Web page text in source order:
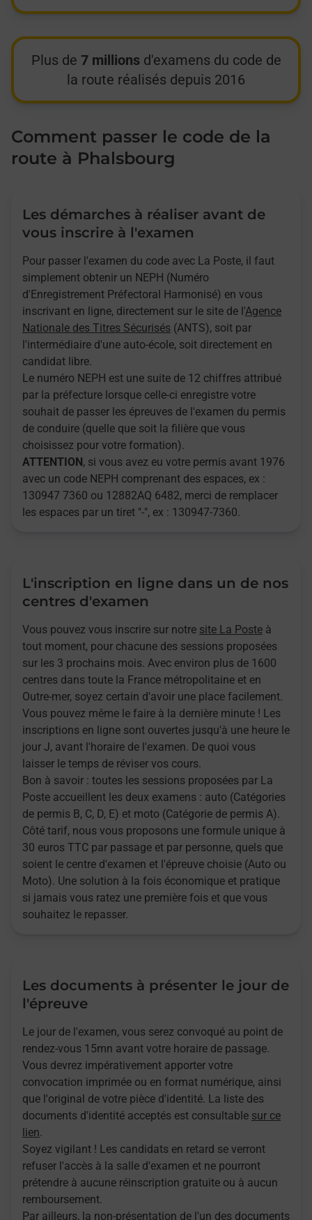
Plus de 7 millionsd'examens du code de
la route réalisés depuis 2016
Comment passer le code de la
route à Phalsbourg
Les démarches à réaliser avant de
vous inscrire à l'examen
Pour passer l'examen du code avec La Poste, il faut
simplement obtenir un NEPH (Numéro
d'Enregistrement Préfectoral Harmonisé) en vous
inscrivant en ligne, directement sur le site de l'Agence
Nationale des Titres Sécurisés (ANTS), soit par
l'intermédiaire d'une auto-école, soit directement en
candidat libre.
Le numéro NEPH est une suite de 12 chiffres attribué
par la préfecture lorsque celle-ci enregistre votre
souhait de passer les épreuves de l'examen du permis
de conduire (quelle que soit la filière que vous
choisissez pour votre formation).
ATTENTION , si vous avez eu votre permis avant 1976
avec un code NEPH comprenant des espaces, ex :
130947 7360 ou 12882AQ 6482, merci de remplacer
les espaces par un tiret "-", ex : 130947-7360.
L'inscription en ligne dans un de nos
centres d'examen
Vous pouvez vous inscrire sur notre site La Poste à
tout moment, pour chacune des sessions proposées
sur les 3 prochains mois. Avec environ plus de 1600
centres dans toute la France métropolitaine et en
Outre-mer, soyez certain d'avoir une place facilement.
Vous pouvez même le faire à la dernière minute ! Les
inscriptions en ligne sont ouvertes jusqu'à une heure le
jour J, avant l'horaire de l'examen. De quoi vous
laisser le temps de réviser vos cours.
Bon à savoir : toutes les sessions proposées par La
Poste accueillent les deux examens : auto (Catégories
de permis B, C, D, E) et moto (Catégorie de permis A).
Côté tarif, nous vous proposons une formule unique à
30 euros TTC par passage et par personne, quels que
soient le centre d'examen et l'épreuve choisie (Auto ou
Moto). Une solution à la fois économique et pratique
si jamais vous ratez une première fois et que vous
souhaitez le repasser.
Les documents à présenter le jour de
l'épreuve
Le jour de l'examen, vous serez convoqué au point de
rendez-vous 15mn avant votre horaire de passage.
Vous devrez impérativement apporter votre
convocation imprimée ou en format numérique, ainsi
que l'original de votre pièce d'identité. La liste des
documents d'identité acceptés est consultable sur ce
lien.
Soyez vigilant ! Les candidats en retard se verront
refuser l'accès à la salle d'examen et ne pourront
prétendre à aucune réinscription gratuite ou à aucun
remboursement.
Par ailleurs, la non-présentation de l'un des documents